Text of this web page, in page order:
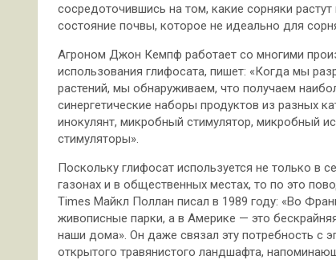
сосредоточившись на том, какие сорняки
состояние почвы, которое не идеально для
Агроном Джон Кемпф работает со многими
использования глифосата, пишет: «Когда мы
растений, мы обнаруживаем, что получаем
синергетические наборы продуктов из разных
инокулянт, микробный стимулятор, микробный
стимуляторы».
Поскольку глифосат используется не только в
газонах и в общественных местах, то по это
Times Майкл Поллан писал в 1989 году: «Во
живописные парки, а в Америке — это
наши дома». Он даже связал эту потребность с
открытого травянистого ландшафта,